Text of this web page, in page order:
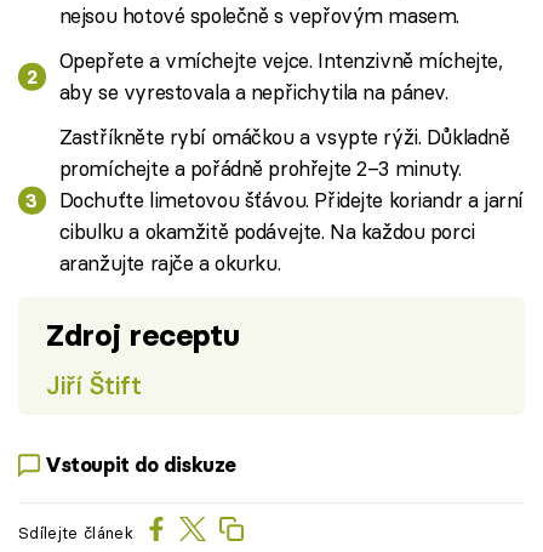
nejsou hotové společně s vepřovým masem.
Opepřete a vmíchejte vejce. Intenzivně míchejte,
aby se vyrestovala a nepřichytila na pánev.
Zastříkněte rybí omáčkou a vsypte rýži. Důkladně
promíchejte a pořádně prohřejte 2–3 minuty.
Dochuťte limetovou šťávou. Přidejte koriandr a jarní
cibulku a okamžitě podávejte. Na každou porci
aranžujte rajče a okurku.
Zdroj receptu
Jiří Štift
Vstoupit do diskuze
Sdílejte článek